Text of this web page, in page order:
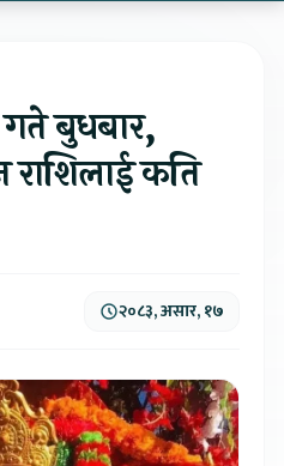
बुधबार,
कति
२०८३, असार, १७